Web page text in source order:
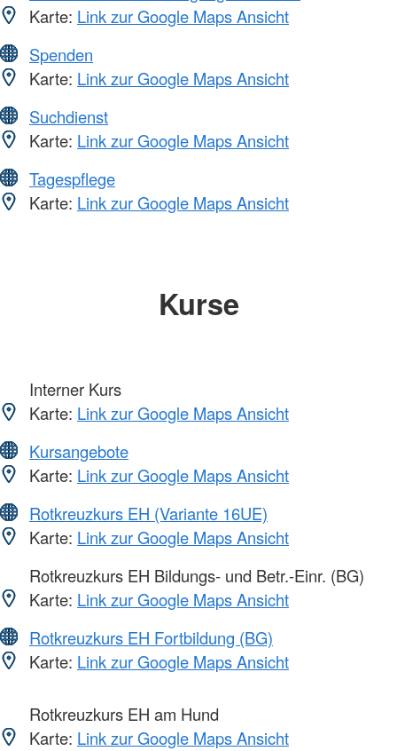
Karte: Link zur Google Maps Ansicht
Spenden
Karte: Link zur Google Maps Ansicht
Suchdienst
Karte: Link zur Google Maps Ansicht
Tagespflege
Karte: Link zur Google Maps Ansicht
Kurse
Interner Kurs
Karte: Link zur Google Maps Ansicht
Kursangebote
Karte: Link zur Google Maps Ansicht
Rotkreuzkurs EH (Variante 16UE)
Karte: Link zur Google Maps Ansicht
Rotkreuzkurs EH Bildungs- und Betr.-Einr. (BG)
Karte: Link zur Google Maps Ansicht
Rotkreuzkurs EH Fortbildung (BG)
Karte: Link zur Google Maps Ansicht
Rotkreuzkurs EH am Hund
Karte: Link zur Google Maps Ansicht